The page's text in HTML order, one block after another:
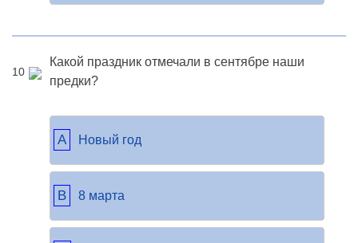
10
Какой праздник отмечали в сентябре наши
предки?
A Новый год
B 8 марта